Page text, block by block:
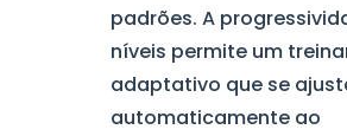
padrões. A
níveis permite um
adaptativo que se
automaticamente ao